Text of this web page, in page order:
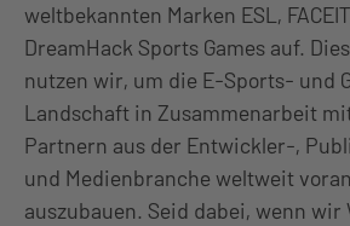
weltbekannten Marken ESL,
DreamHack Sports Games auf.
nutzen wir, um die E-Sports- und
Landschaft in Zusammenarbeit
Partnern aus der Entwickler-,
und Medienbranche weltweit
auszubauen. Seid dabei, wenn wir